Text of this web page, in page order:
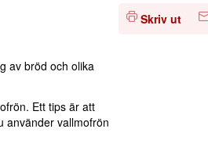
Skriv ut
av bröd och olika
Ett tips är att
använder vallmofrön